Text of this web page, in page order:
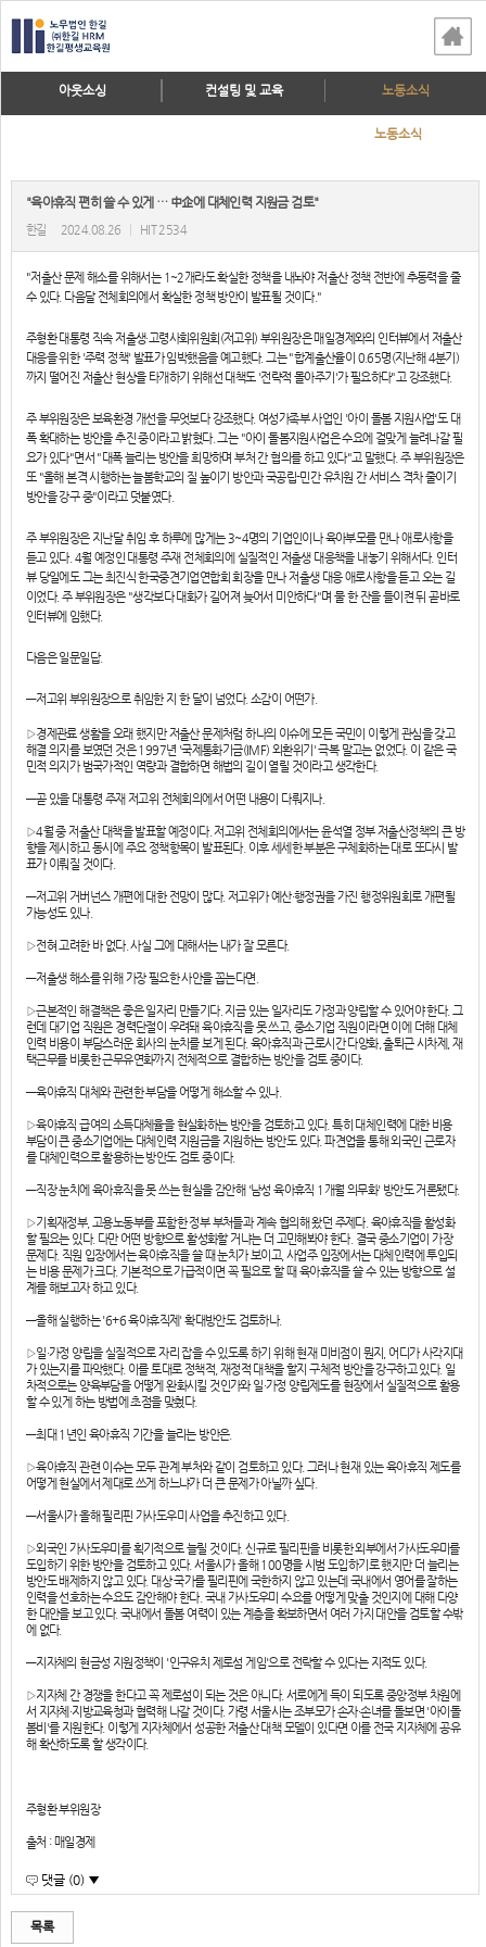
아웃소싱 컨설팅 및 교육 노동소식
노동소식
"육아휴직 편히 쓸 수 있게 … 中企에 대체인력 지원금 검토"
한길 2024.08.26 HIT 2534
"저출산 문제 해소를 위해서는 1~2개라도 확실한 정책을 내놔야 저출산 정책 전반에 추동력을 줄
수 있다. 다음달 전체회의에서 확실한 정책 방안이 발표될 것이다."
주형환 대통령 직속 저출생·고령사회위원회(저고위) 부위원장은 매일경제와의 인터뷰에서 저출산
대응을 위한 '주력 정책' 발표가 임박했음을 예고했다. 그는 "합계출산율이 0.65명(지난해 4분기)
까지 떨어진 저출산 현상을 타개하기 위해선 대책도 '전략적 몰아주기'가 필요하다"고 강조했다.
주 부위원장은 보육환경 개선을 무엇보다 강조했다. 여성가족부 사업인 '아이 돌봄 지원사업'도 대
폭 확대하는 방안을 추진 중이라고 밝혔다. 그는 "아이 돌봄지원사업은 수요에 걸맞게 늘려나갈 필
요가 있다"면서 "대폭 늘리는 방안을 희망하며 부처 간 협의를 하고 있다"고 말했다. 주 부위원장은
또 "올해 본격 시행하는 늘봄학교의 질 높이기 방안과 국공립-민간 유치원 간 서비스 격차 줄이기
방안을 강구 중"이라고 덧붙였다.
주 부위원장은 지난달 취임 후 하루에 많게는 3~4명의 기업인이나 육아부모를 만나 애로사항을
듣고 있다. 4월 예정인 대통령 주재 전체회의에 실질적인 저출생 대응책을 내놓기 위해서다. 인터
뷰 당일에도 그는 최진식 한국중견기업연합회 회장을 만나 저출생 대응 애로사항을 듣고 오는 길
이었다. 주 부위원장은 "생각보다 대화가 길어져 늦어서 미안하다"며 물 한 잔을 들이켠 뒤 곧바로
인터뷰에 임했다.
다음은 일문일답.
―저고위 부위원장으로 취임한 지 한 달이 넘었다. 소감이 어떤가.
▷경제관료 생활을 오래 했지만 저출산 문제처럼 하나의 이슈에 모든 국민이 이렇게 관심을 갖고
해결 의지를 보였던 것은 1997년 '국제통화기금(IMF) 외환위기' 극복 말고는 없었다. 이 같은 국
민적 의지가 범국가적인 역량과 결합하면 해법의 길이 열릴 것이라고 생각한다.
―곧 있을 대통령 주재 저고위 전체회의에서 어떤 내용이 다뤄지나.
▷4월 중 저출산 대책을 발표할 예정이다. 저고위 전체회의에서는 윤석열 정부 저출산정책의 큰 방
향을 제시하고 동시에 주요 정책항목이 발표된다. 이후 세세한 부분은 구체화하는 대로 또다시 발
표가 이뤄질 것이다.
―저고위 거버넌스 개편에 대한 전망이 많다. 저고위가 예산·행정권을 가진 행정위원회로 개편될
가능성도 있나.
▷전혀 고려한 바 없다. 사실 그에 대해서는 내가 잘 모른다.
―저출생 해소를 위해 가장 필요한 사안을 꼽는다면.
▷근본적인 해결책은 좋은 일자리 만들기다. 지금 있는 일자리도 가정과 양립할 수 있어야 한다. 그
런데 대기업 직원은 경력단절이 우려돼 육아휴직을 못 쓰고, 중소기업 직원이라면 이에 더해 대체
인력 비용이 부담스러운 회사의 눈치를 보게 된다. 육아휴직과 근로시간 다양화, 출퇴근 시차제, 재
택근무를 비롯한 근무유연화까지 전체적으로 결합하는 방안을 검토 중이다.
―육아휴직 대체와 관련한 부담을 어떻게 해소할 수 있나.
▷육아휴직 급여의 소득대체율을 현실화하는 방안을 검토하고 있다. 특히 대체인력에 대한 비용
부담이 큰 중소기업에는 대체인력 지원금을 지원하는 방안도 있다. 파견업을 통해 외국인 근로자
를 대체인력으로 활용하는 방안도 검토 중이다.
―직장 눈치에 육아휴직을 못 쓰는 현실을 감안해 '남성 육아휴직 1개월 의무화' 방안도 거론됐다.
▷기획재정부, 고용노동부를 포함한 정부 부처들과 계속 협의해 왔던 주제다. 육아휴직을 활성화
할 필요는 있다. 다만 어떤 방향으로 활성화할 거냐는 더 고민해봐야 한다. 결국 중소기업이 가장
문제다. 직원 입장에서는 육아휴직을 쓸 때 눈치가 보이고, 사업주 입장에서는 대체인력에 투입되
는 비용 문제가 크다. 기본적으로 가급적이면 꼭 필요로 할 때 육아휴직을 쓸 수 있는 방향으로 설
계를 해보고자 하고 있다.
―올해 실행하는 '6+6 육아휴직제' 확대방안도 검토하나.
▷일·가정 양립을 실질적으로 자리 잡을 수 있도록 하기 위해 현재 미비점이 뭔지, 어디가 사각지대
가 있는지를 파악했다. 이를 토대로 정책적, 재정적 대책을 할지 구체적 방안을 강구하고 있다. 일
차적으로는 양육부담을 어떻게 완화시킬 것인가와 일·가정 양립제도를 현장에서 실질적으로 활용
할 수 있게 하는 방법에 초점을 맞췄다.
―최대 1년인 육아휴직 기간을 늘리는 방안은.
▷육아휴직 관련 이슈는 모두 관계 부처와 같이 검토하고 있다. 그러나 현재 있는 육아휴직 제도를
어떻게 현실에서 제대로 쓰게 하느냐가 더 큰 문제가 아닐까 싶다.
―서울시가 올해 필리핀 가사도우미 사업을 추진하고 있다.
▷외국인 가사도우미를 획기적으로 늘릴 것이다. 신규로 필리핀을 비롯한 외부에서 가사도우미를
도입하기 위한 방안을 검토하고 있다. 서울시가 올해 100명을 시범 도입하기로 했지만 더 늘리는
방안도 배제하지 않고 있다. 대상 국가를 필리핀에 국한하지 않고 있는데 국내에서 영어를 잘하는
인력을 선호하는 수요도 감안해야 한다. 국내 가사도우미 수요를 어떻게 맞출 것인지에 대해 다양
한 대안을 보고 있다. 국내에서 돌봄 여력이 있는 계층을 확보하면서 여러 가지 대안을 검토할 수밖
에 없다.
―지자체의 현금성 지원정책이 '인구유치 제로섬 게임'으로 전락할 수 있다는 지적도 있다.
▷지자체 간 경쟁을 한다고 꼭 제로섬이 되는 것은 아니다. 서로에게 득이 되도록 중앙정부 차원에
서 지자체·지방교육청과 협력해 나갈 것이다. 가령 서울시는 조부모가 손자·손녀를 돌보면 '아이돌
봄비'를 지원한다. 이렇게 지자체에서 성공한 저출산 대책 모델이 있다면 이를 전국 지자체에 공유
해 확산하도록 할 생각이다.
주형환 부위원장
출처 : 매일경제
댓글 (0) ▼
목록